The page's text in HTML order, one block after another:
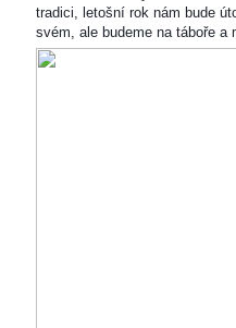
tradici, letošní rok nám bude
svém, ale budeme na táboře a